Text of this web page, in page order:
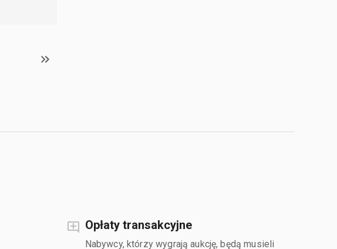
Opłaty transakcyjne
Nabywcy, którzy wygrają aukcję, będą musieli